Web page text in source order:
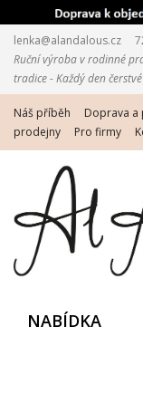
lenka@alandalous.cz
Ruční výroba v rodinné
tradice - Každý den
Náš příběh Doprava a
prodejny
Pro firmy
NABÍDKA